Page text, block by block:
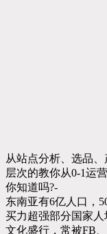
从站点分析、选品
层次的教你从0-1运
你知道吗?-
东南亚有6亿人口，
买力超强部分国家人
文化盛行，常被FB